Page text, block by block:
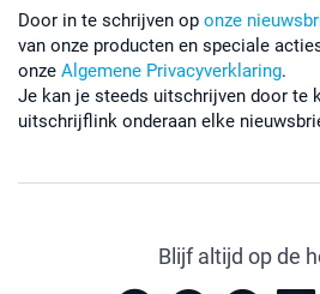
Door in te schrijven op onze
van onze producten en speciale
onze Algemene Privacyverklaring.
Je kan je steeds uitschrijven door te
uitschrijflink onderaan elke
Blijf altijd op de